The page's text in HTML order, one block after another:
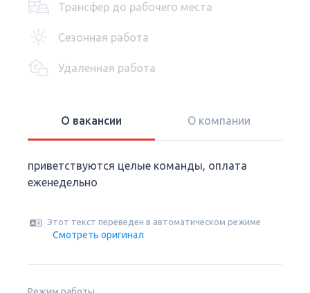
Трансфер до рабочего места
Сезонная работа
Удаленная работа
О вакансии О компании
приветствуются целые команды, оплата
еженедельно
Этот текст переведен в автоматическом режиме
Смотреть оригинал